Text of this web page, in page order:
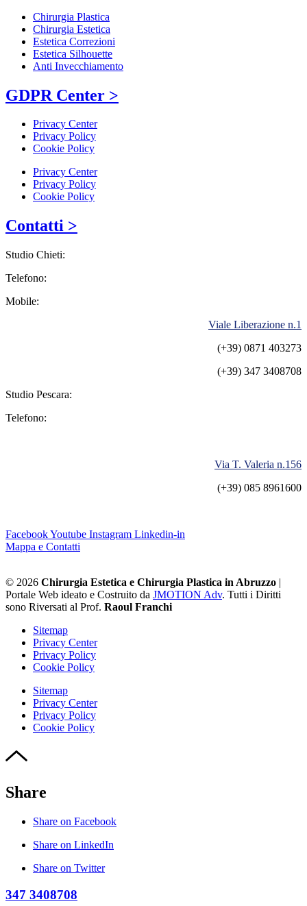
Chirurgia Plastica
Chirurgia Estetica
Estetica Correzioni
Estetica Silhouette
Anti Invecchiamento
GDPR Center >
Privacy Center
Privacy Policy
Cookie Policy
Privacy Center
Privacy Policy
Cookie Policy
Contatti >
Studio Chieti:
Telefono:
Mobile:
Viale Liberazione n.1
(+39) 0871 403273
(+39) 347 3408708
Studio Pescara:
Telefono:
Via T. Valeria n.156
(+39) 085 8961600
FacebookYoutube Instagram Linkedin-in
Mappa e Contatti
© 2026 Chirurgia Estetica e Chirurgia Plastica in Abruzzo |
Portale Web ideato e Costruito da JMOTION Adv. Tutti i Diritti
sono Riversati al Prof. Raoul Franchi
Sitemap
Privacy Center
Privacy Policy
Cookie Policy
Sitemap
Privacy Center
Privacy Policy
Cookie Policy
Share
Share on Facebook
Share on LinkedIn
Share on Twitter
347 3408708